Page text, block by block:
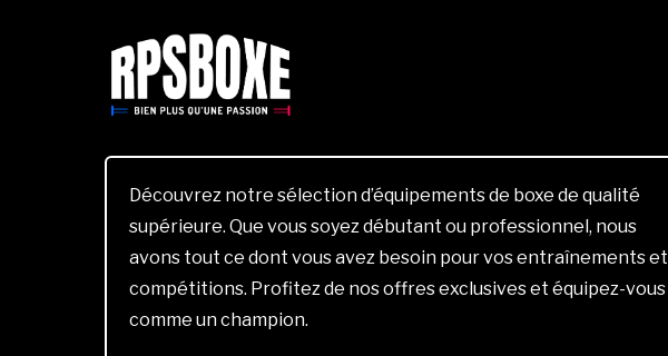
Découvrez notre sélection d’équipements de boxe de qualité
supérieure. Que vous soyez débutant ou professionnel, nous
avons tout ce dont vous avez besoin pour vos entraînements et
compétitions. Profitez de nos offres exclusives et équipez-vous
comme un champion.